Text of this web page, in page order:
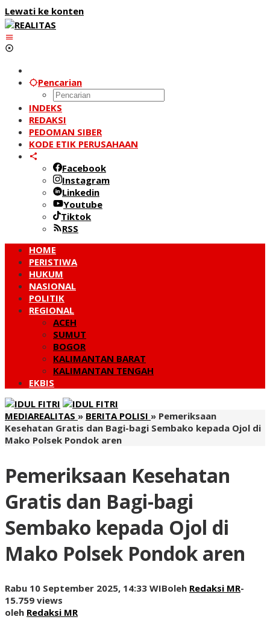
Lewati ke konten
Pencarian
INDEKS
REDAKSI
PEDOMAN SIBER
KODE ETIK PERUSAHAAN
Facebook
Instagram
Linkedin
Youtube
Tiktok
RSS
HOME
PERISTIWA
HUKUM
NASIONAL
POLITIK
REGIONAL
ACEH
SUMUT
BOGOR
KALIMANTAN BARAT
KALIMANTAN TENGAH
EKBIS
MEDIAREALITAS » BERITA POLISI » Pemeriksaan
Kesehatan Gratis dan Bagi-bagi Sembako kepada Ojol di
Mako Polsek Pondok aren
Pemeriksaan Kesehatan
Gratis dan Bagi-bagi
Sembako kepada Ojol di
Mako Polsek Pondok aren
Rabu 10 September 2025, 14:33 WIBoleh Redaksi MR-
15.759 views
oleh Redaksi MR